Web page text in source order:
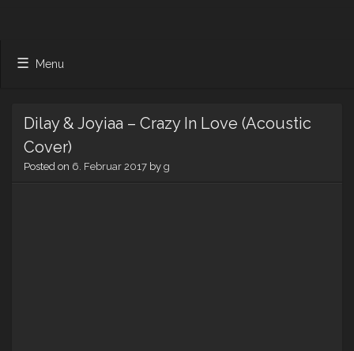
Menu
Dilay & Joyiaa – Crazy In Love (Acoustic
Cover)
Posted on 6. Februar 2017 by g